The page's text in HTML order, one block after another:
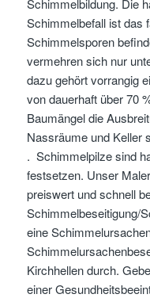
Schimmelbildung. Die
Schimmelbefall ist das
Schimmelsporen
vermehren sich nur
dazu gehört vorrangig
von dauerhaft über 70
Baumängel die
Nassräume und Keller
. Schimmelpilze sind
festsetzen. Unser
preiswert und schnell
Schimmelbeseitigung/
eine
Kirchhellen durch.
einer